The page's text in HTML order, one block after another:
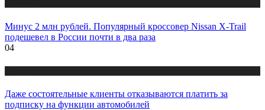
Минус 2 млн рублей. Популярный кроссовер Nissan X-Trail
подешевел в России почти в два раза
04
Даже состоятельные клиенты отказываются платить за
подписку на функции автомобилей